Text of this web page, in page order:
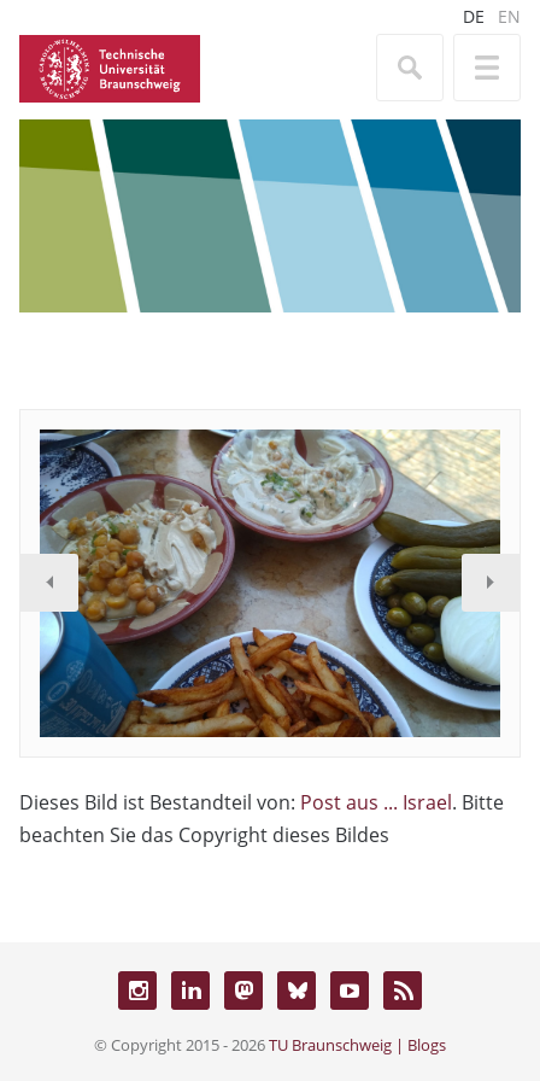
DE EN
Dieses Bild ist Bestandteil von: Post aus ... Israel. Bitte
beachten Sie das Copyright dieses Bildes
© Copyright 2015 - 2026TU Braunschweig | Blogs